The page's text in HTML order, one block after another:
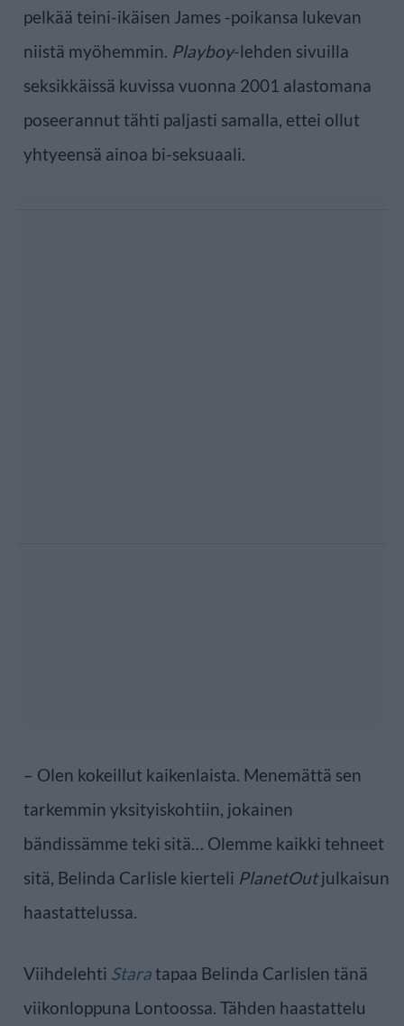
pelkää teini-ikäisen James -poikansa lukevan
niistä myöhemmin. Playboy-lehden sivuilla
seksikkäissä kuvissa vuonna 2001 alastomana
poseerannut tähti paljasti samalla, ettei ollut
yhtyeensä ainoa bi-seksuaali.
– Olen kokeillut kaikenlaista. Menemättä sen
tarkemmin yksityiskohtiin, jokainen
bändissämme teki sitä… Olemme kaikki tehneet
sitä, Belinda Carlisle kierteli PlanetOutjulkaisun
haastattelussa.
Viihdelehti Staratapaa Belinda Carlislen tänä
viikonloppuna Lontoossa. Tähden haastattelu